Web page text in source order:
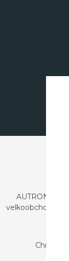
AUTRONIC,
velkoobchodním